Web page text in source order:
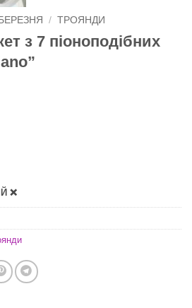
/ ТРОЯНДИ
з 7 піоноподібних
❌